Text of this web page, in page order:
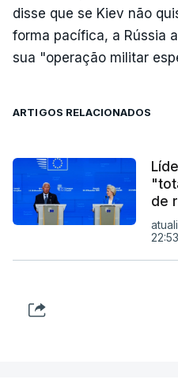
disse que se Kiev não
forma pacífica, a Rússia
sua "operação militar
ARTIGOS RELACIONADOS
de
22:53